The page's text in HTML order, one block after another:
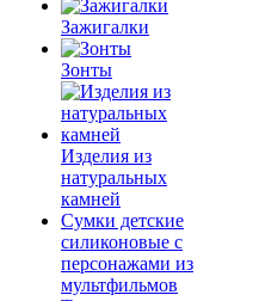
Зажигалки
Зонты
Изделия из
натуральных
камней
Сумки детские
силиконовые с
персонажами из
мультфильмов